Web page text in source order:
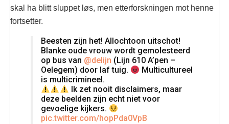
skal ha blitt sluppet løs, men etterforskningen mot henne
fortsetter.
Beesten zijn het! Allochtoon uitschot!
Blanke oude vrouw wordt gemolesteerd
op bus van @delijn (Lijn 610 A’pen –
Oelegem) door laf tuig.
Multicultureel
is multicrimineel.
Ik zet nooit disclaimers, maar
deze beelden zijn echt niet voor
gevoelige kijkers.
pic.twitter.com/hopPda0VpB